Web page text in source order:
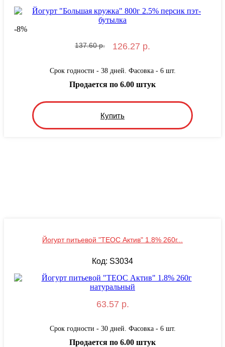
-8%
137.60 р. 126.27 р.
Срок годности - 38 дней. Фасовка - 6 шт.
Купить
Продается по 6.00 штук
Йогурт питьевой "ТЕОС Актив" 1.8% 260г...
Код: S3034
63.57 р.
Срок годности - 30 дней. Фасовка - 6 шт.
Продается по 6.00 штук